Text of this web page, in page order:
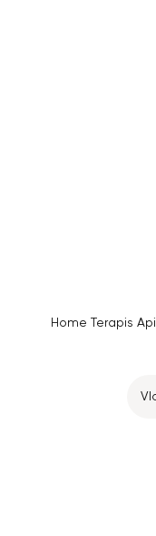
Home Terapis